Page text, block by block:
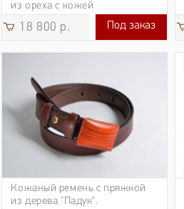
из ореха с кожей
18 800 р. 18 800 р.
Под заказ
Кожаный ремень с пряжкой
из дерева "Падук".